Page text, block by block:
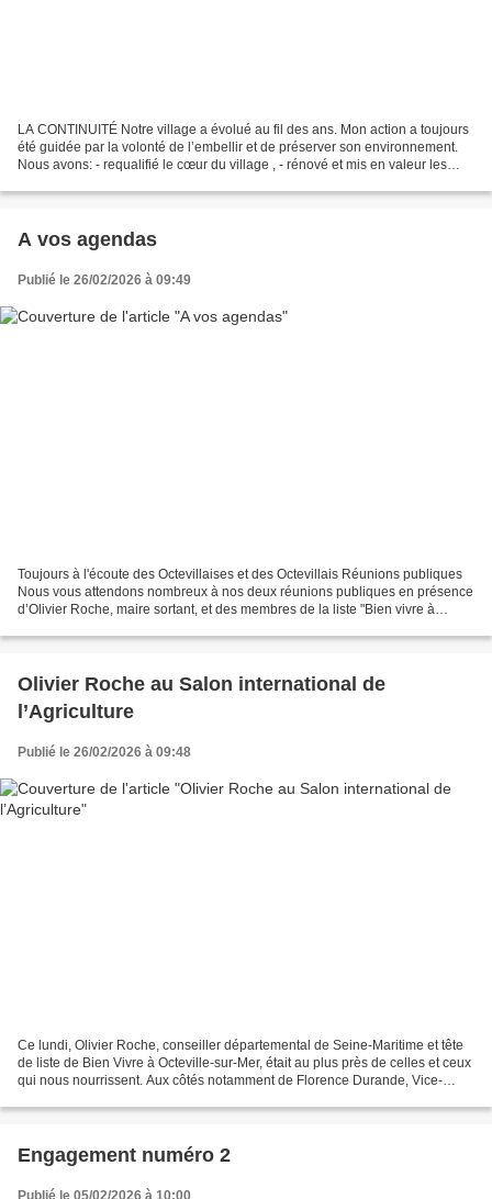
LA CONTINUITÉ Notre village a évolué au fil des ans. Mon action a toujours
été guidée par la volonté de l’embellir et de préserver son environnement.
Nous avons: - requalifié le cœur du village , - rénové et mis en valeur les
A vos agendas
Publié le 26/02/2026 à 09:49
Toujours à l'écoute des Octevillaises et des Octevillais Réunions publiques
Nous vous attendons nombreux à nos deux réunions publiques en présence
d’Olivier Roche, maire sortant, et des membres de la liste "Bien vivre à
Olivier Roche au Salon international de
l’Agriculture
Publié le 26/02/2026 à 09:48
Ce lundi, Olivier Roche, conseiller départemental de Seine-Maritime et tête
de liste de Bien Vivre à Octeville-sur-Mer, était au plus près de celles et ceux
qui nous nourrissent. Aux côtés notamment de Florence Durande, Vice-
Engagement numéro 2
Publié le 05/02/2026 à 10:00